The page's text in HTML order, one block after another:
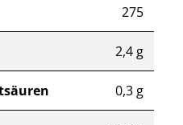
275
2,4 g
0,3 g